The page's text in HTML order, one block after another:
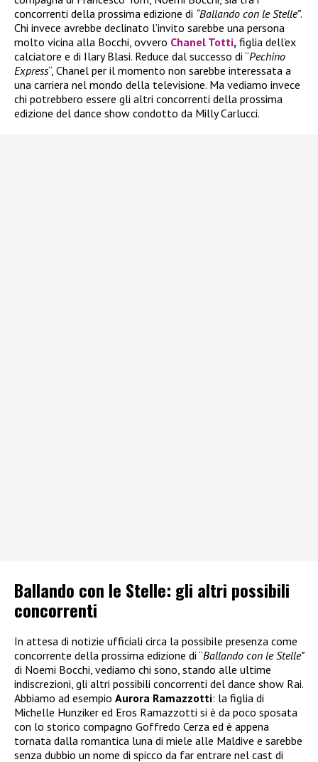
concorrenti della prossima edizione di “Ballando con le Stelle”.
Chi invece avrebbe declinato l’invito sarebbe una persona
molto vicina alla Bocchi, ovvero Chanel Totti, figlia dell’ex
calciatore e di Ilary Blasi. Reduce dal successo di “Pechino
Express“, Chanel per il momento non sarebbe interessata a
una carriera nel mondo della televisione. Ma vediamo invece
chi potrebbero essere gli altri concorrenti della prossima
edizione del dance show condotto da Milly Carlucci.
Ballando con le Stelle: gli altri possibili
concorrenti
In attesa di notizie ufficiali circa la possibile presenza come
concorrente della prossima edizione di “Ballando con le Stelle”
di Noemi Bocchi, vediamo chi sono, stando alle ultime
indiscrezioni, gli altri possibili concorrenti del dance show Rai.
Abbiamo ad esempio Aurora Ramazzotti: la figlia di
Michelle Hunziker ed Eros Ramazzotti si è da poco sposata
con lo storico compagno Goffredo Cerza ed è appena
tornata dalla romantica luna di miele alle Maldive e sarebbe
senza dubbio un nome di spicco da far entrare nel cast di